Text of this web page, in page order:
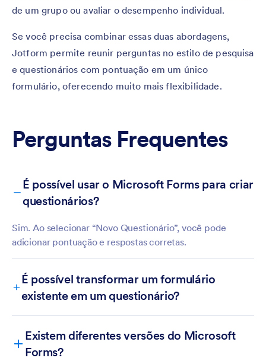
de um grupo ou avaliar o desempenho individual.
Se você precisa combinar essas duas abordagens,
Jotform permite reunir perguntas no estilo de pesquisa
e questionários com pontuação em um único
formulário, oferecendo muito mais flexibilidade.
Perguntas Frequentes
É possível usar o Microsoft Forms para criar
questionários?
Sim. Ao selecionar “Novo Questionário”, você pode
adicionar pontuação e respostas corretas.
É possível transformar um formulário
existente em um questionário?
Existem diferentes versões do Microsoft
Forms?